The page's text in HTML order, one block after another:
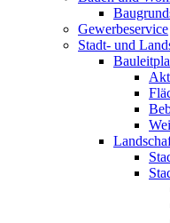
Gewerbeservice
Stadt- und